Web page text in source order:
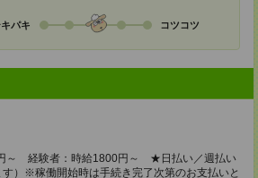
パキ コツコツ
～ 経験者：時給1800円～ ★日払い／週払い
）※稼働開始時は手続き完了次第のお支払いと